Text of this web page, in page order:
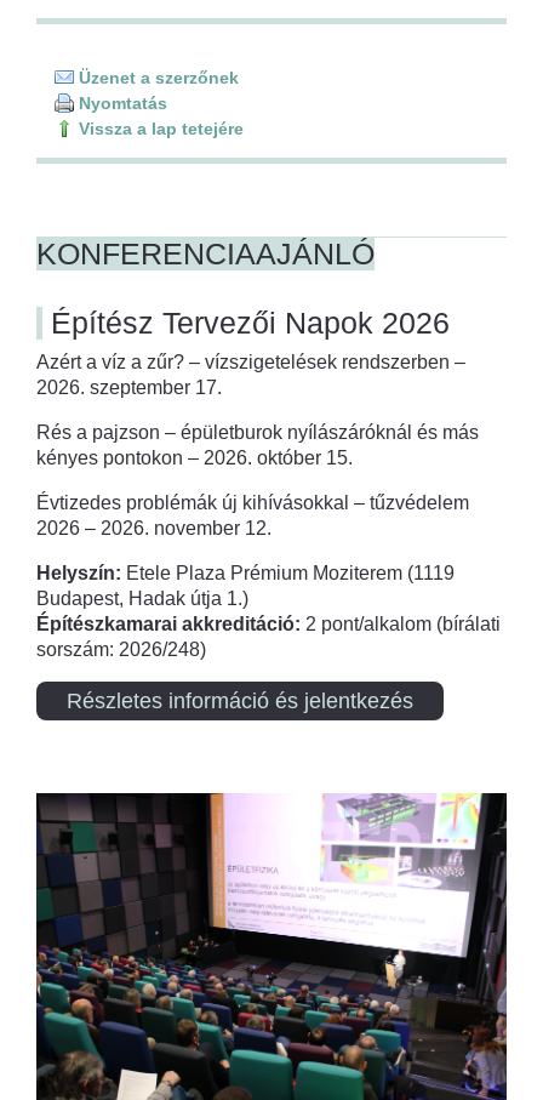
Üzenet a szerzőnek
Nyomtatás
Vissza a lap tetejére
KONFERENCIAAJÁNLÓ
Építész Tervezői Napok 2026
Azért a víz a zűr? – vízszigetelések rendszerben –
2026. szeptember 17.
Rés a pajzson – épületburok nyílászáróknál és más
kényes pontokon – 2026. október 15.
Évtizedes problémák új kihívásokkal – tűzvédelem
2026 – 2026. november 12.
Helyszín: Etele Plaza Prémium Moziterem (1119
Budapest, Hadak útja 1.)
Építészkamarai akkreditáció: 2 pont/alkalom (bírálati
sorszám: 2026/248)
Részletes információ és jelentkezés